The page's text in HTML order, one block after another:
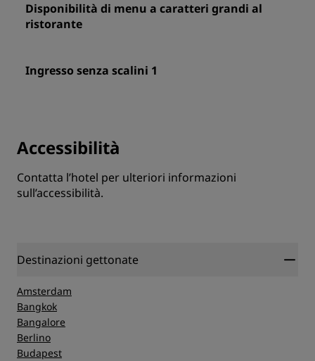
Disponibilità di menu a caratteri grandi al
ristorante
Ingresso senza scalini 1
Accessibilità
Contatta l’hotel per ulteriori informazioni
sull’accessibilità.
Destinazioni gettonate
Amsterdam
Bangkok
Bangalore
Berlino
Budapest